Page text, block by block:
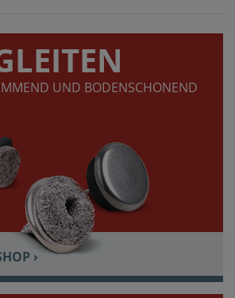
UND BODENSCHONEND
›